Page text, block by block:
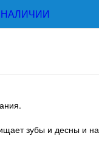
зубы и десны и